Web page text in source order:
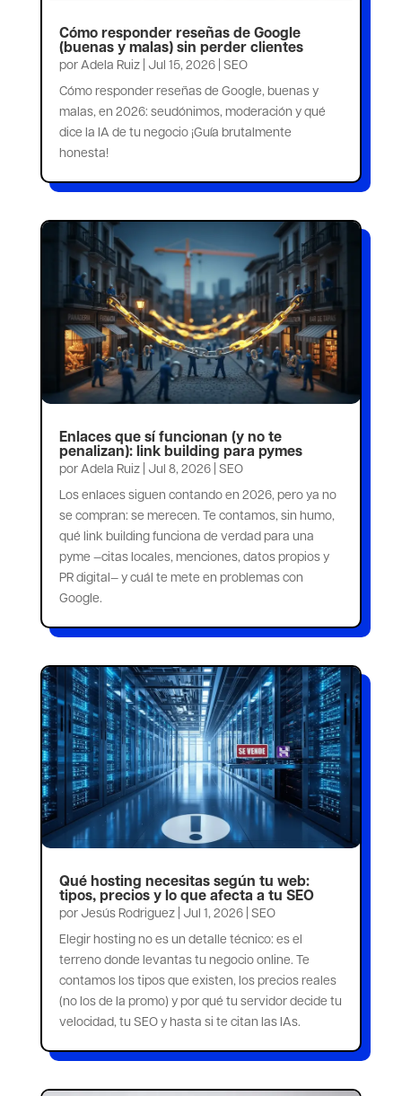
Cómo responder reseñas de Google
(buenas y malas) sin perder clientes
por Adela Ruiz| Jul 15, 2026| SEO
Cómo responder reseñas de Google, buenas y
malas, en 2026: seudónimos, moderación y qué
dice la IA de tu negocio ¡Guía brutalmente
honesta!
Enlaces que sí funcionan (y no te
penalizan): link building para pymes
por Adela Ruiz| Jul 8, 2026| SEO
Los enlaces siguen contando en 2026, pero ya no
se compran: se merecen. Te contamos, sin humo,
qué link building funciona de verdad para una
pyme —citas locales, menciones, datos propios y
PR digital— y cuál te mete en problemas con
Google.
Qué hosting necesitas según tu web:
tipos, precios y lo que afecta a tu SEO
por Jesús Rodriguez| Jul 1, 2026| SEO
Elegir hosting no es un detalle técnico: es el
terreno donde levantas tu negocio online. Te
contamos los tipos que existen, los precios reales
(no los de la promo) y por qué tu servidor decide tu
velocidad, tu SEO y hasta si te citan las IAs.